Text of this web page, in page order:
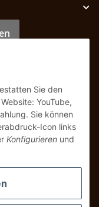
Sie den
YouTube,
Sie können
Icon links
Konfigurieren und